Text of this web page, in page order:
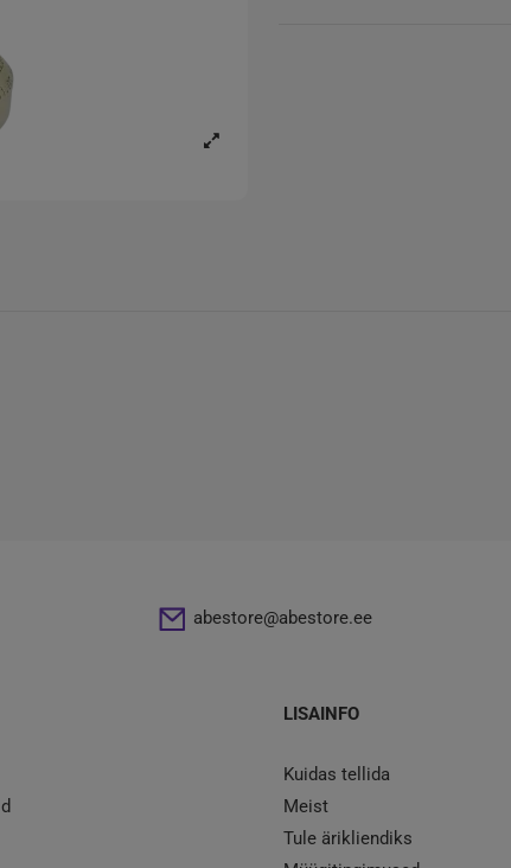
abestore@abestore.ee
LISAINFO
Kuidas tellida
Meist
Tule ärikliendiks